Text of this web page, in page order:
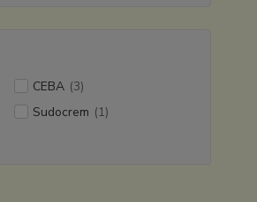
CEBA (3)
Sudocrem (1)